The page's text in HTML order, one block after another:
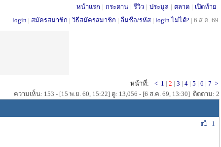
หน้าแรก | กระดาน | รีวิว | ประมูล | ตลาด | เปิดท้าย
login | สมัครสมาชิก | วิธีสมัครสมาชิก | ลืมชื่อ/รหัส | login ไม่ได้? | 6 ส.ค. 69
หน้าที่: < 1 | 2 | 3 | 4 | 5 | 6 | 7 >
ความเห็น: 153 - [15 พ.ย. 60, 15:22] ดู: 13,056 - [6 ส.ค. 69, 13:30] ติดตาม: 2
1